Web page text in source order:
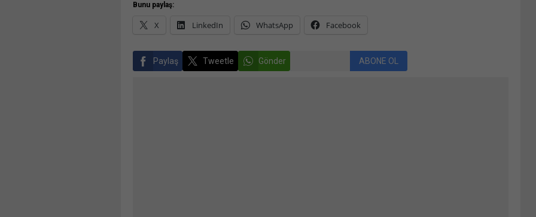
Bunu paylaş:
X LinkedIn WhatsApp Facebook
Paylaş Tweetle Gönder ABONE OL